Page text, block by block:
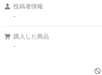
投稿者情報
-
購入した商品
-